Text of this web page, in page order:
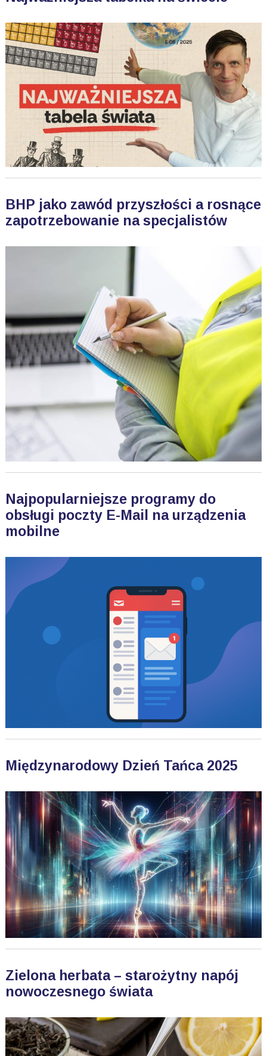
BHP jako zawód przyszłości a rosnące
zapotrzebowanie na specjalistów
Najpopularniejsze programy do
obsługi poczty E-Mail na urządzenia
mobilne
Międzynarodowy Dzień Tańca 2025
Zielona herbata – starożytny napój
nowoczesnego świata